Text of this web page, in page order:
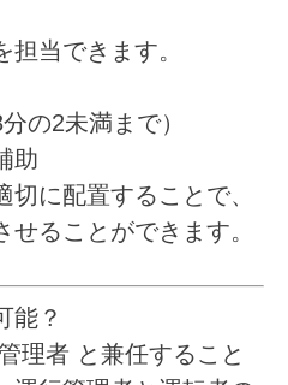
当できます。
の2未満まで）
助
に配置することで、
ることができます。
能？
理者 と兼任すること